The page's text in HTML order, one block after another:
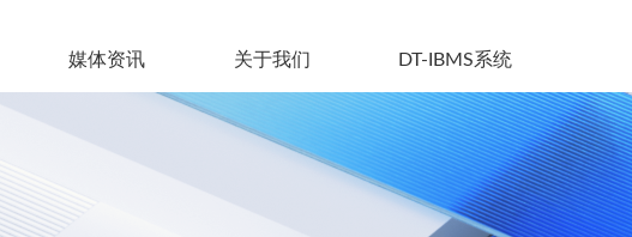
媒体资讯 关于我们 DT-IBMS系统